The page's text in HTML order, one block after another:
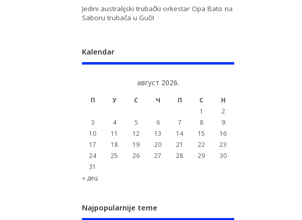
Jedini australijski trubački orkestar Opa Bato na
Saboru trubača u Guči!
Kalendar
август 2026.
П У С Ч П С
Н
1
2
3
4 5 6 7 8
9
10
11 12 13 14 15
16
17
18 19 20 21 22
23
24
25 26 27 28 29
30
31
« дец
Najpopularnije teme